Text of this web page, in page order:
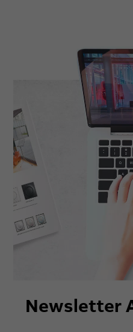
Newsletter